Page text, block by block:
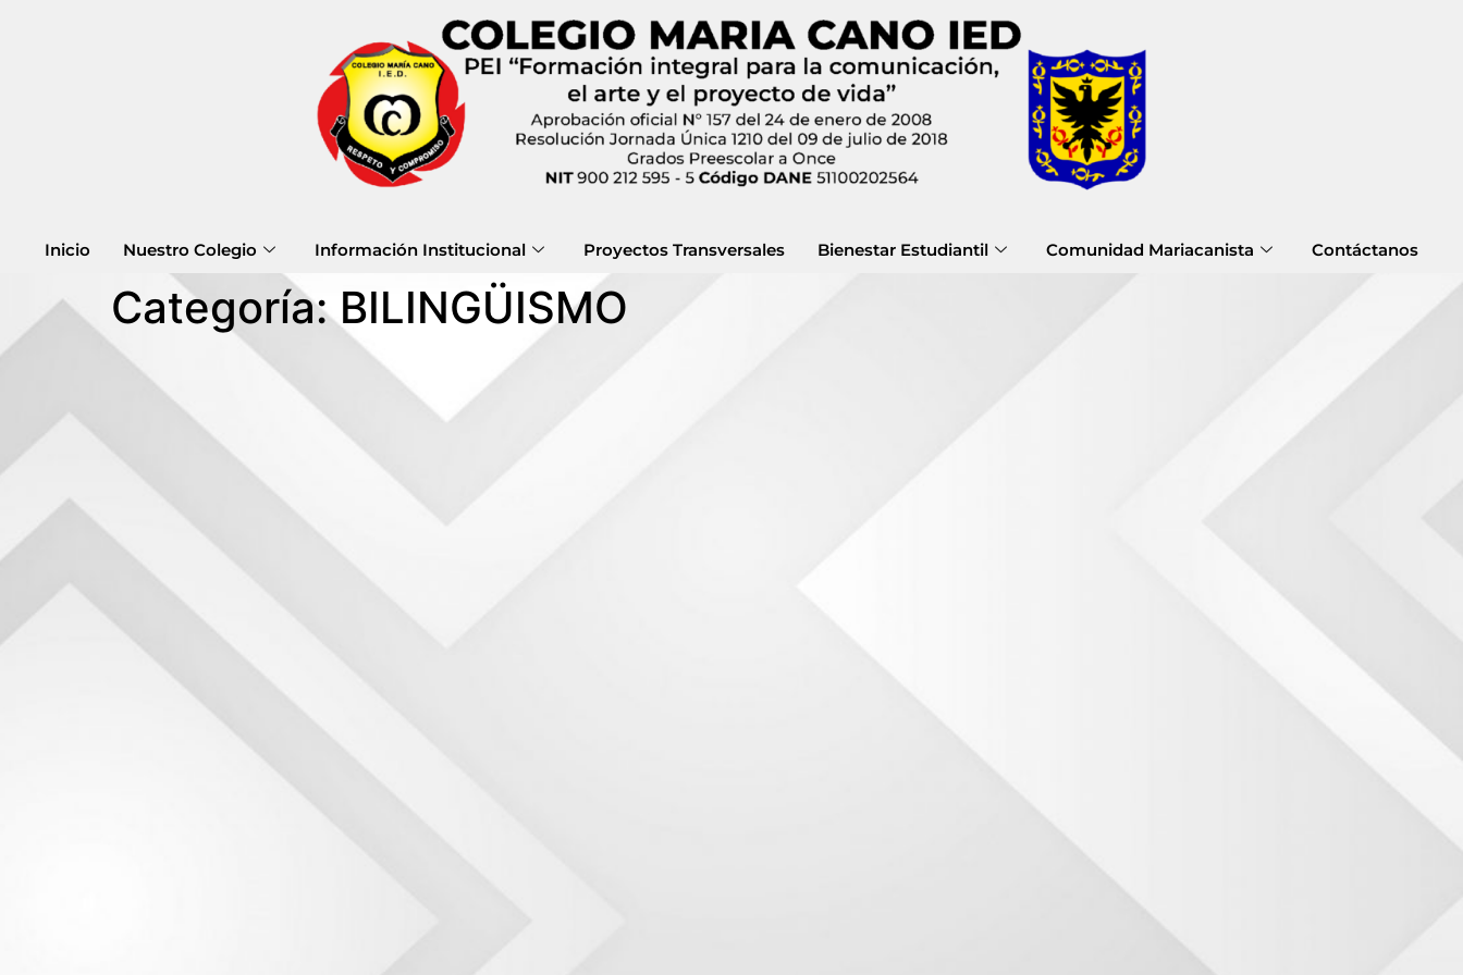
Inicio Nuestro Colegio Información Institucional Proyectos Transversales Bienestar Estudiantil Comunidad Mariacanista Contáctanos
Categoría:BILINGÜISMO